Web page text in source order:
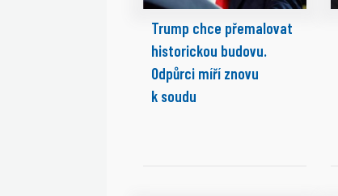
Trump chce přemalovat
historickou budovu.
Odpůrci míří znovu
k soudu